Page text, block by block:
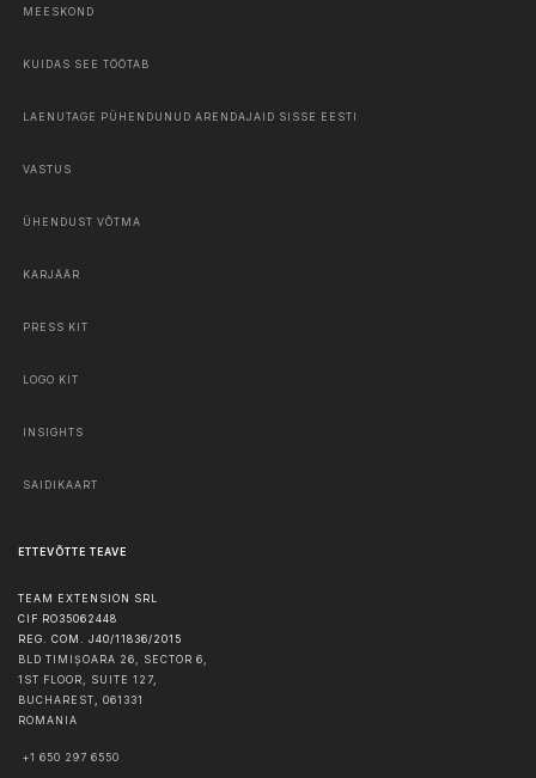
MEESKOND
KUIDAS SEE TÖÖTAB
LAENUTAGE PÜHENDUNUD ARENDAJAID SISSE EESTI
VASTUS
ÜHENDUST VÕTMA
KARJÄÄR
PRESS KIT
LOGO KIT
INSIGHTS
SAIDIKAART
ETTEVÕTTE TEAVE
TEAM EXTENSION SRL
CIF RO35062448
REG. COM. J40/11836/2015
BLD TIMIȘOARA 26, SECTOR 6,
1ST FLOOR, SUITE 127,
BUCHAREST, 061331
ROMANIA
+1 650 297 6550